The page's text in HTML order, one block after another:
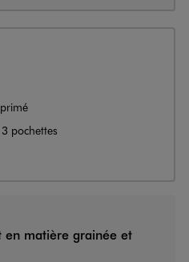
pochettes
en matière grainée et